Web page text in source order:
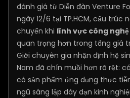
đánh giá từ Diễn đàn Venture
ngày 12/6 tại TP.HCM, cấu trúc
chuyển khi lĩnh vực công nghệ
quan trọng hơn trong tổng giá
Giới chuyên gia nhận định hệ
Nam đã chín muồi hơn rõ rệt:
có sản phẩm ứng dụng thực
ngũ sáng lập dày dạn kinh